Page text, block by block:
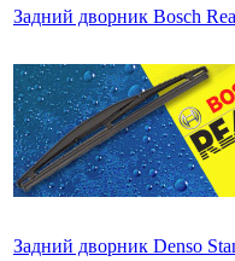
Задний дворник Bosch
Задний дворник Denso